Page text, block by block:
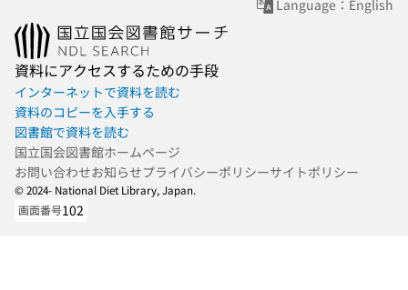
Language：English
資料にアクセスするための手段
インターネットで資料を読む
資料のコピーを入手する
図書館で資料を読む
国立国会図書館ホームページ
お問い合わせお知らせプライバシーポリシーサイトポリシー
© 2024- National Diet Library, Japan.
画面番号102